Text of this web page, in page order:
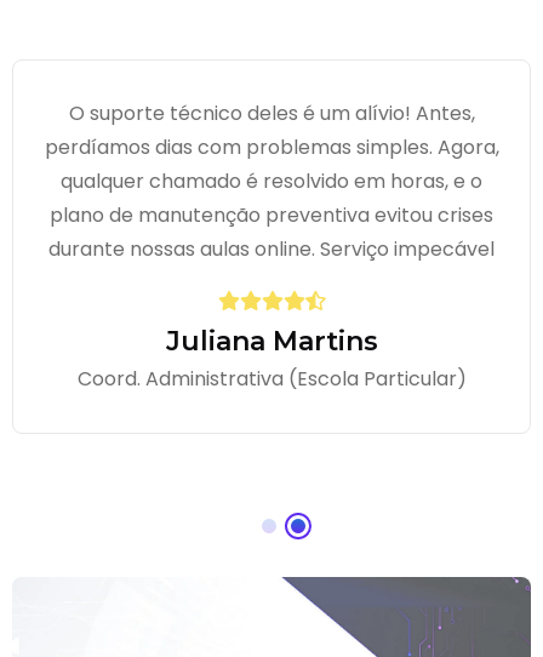
O suporte técnico deles é um alívio! Antes,
perdíamos dias com problemas simples. Agora,
qualquer chamado é resolvido em horas, e o
plano de manutenção preventiva evitou crises
durante nossas aulas online. Serviço impecável
Juliana Martins
Coord. Administrativa (Escola Particular)